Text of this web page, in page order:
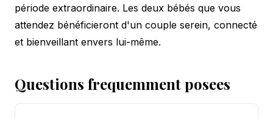
période extraordinaire. Les deux bébés que vous
attendez bénéficieront d'un couple serein, connecté
et bienveillant envers lui-même.
Questions frequemment posees